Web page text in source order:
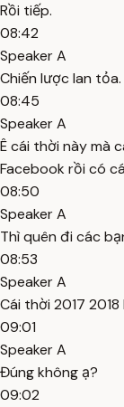
Rồi tiếp.
08:42
Speaker A
Chiến lược lan tỏa.
08:45
Speaker A
Ê cái thời này mà
Facebook rồi có
08:50
Speaker A
Thì quên đi các
08:53
Speaker A
Cái thời 2017
09:01
Speaker A
Đúng không ạ?
09:02